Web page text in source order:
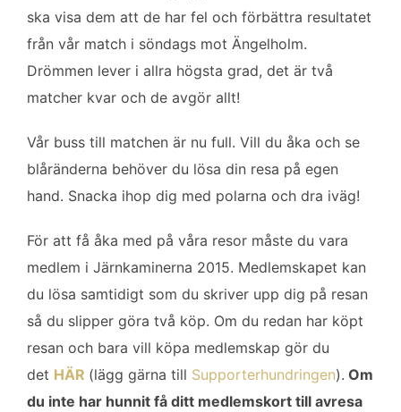
ska visa dem att de har fel och förbättra resultatet
från vår match i söndags mot Ängelholm.
Drömmen lever i allra högsta grad, det är två
matcher kvar och de avgör allt!
Vår buss till matchen är nu full. Vill du åka och se
blåränderna behöver du lösa din resa på egen
hand. Snacka ihop dig med polarna och dra iväg!
För att få åka med på våra resor måste du vara
medlem i Järnkaminerna 2015. Medlemskapet kan
du lösa samtidigt som du skriver upp dig på resan
så du slipper göra två köp. Om du redan har köpt
resan och bara vill köpa medlemskap gör du
det HÄR (lägg gärna till Supporterhundringen). Om
du inte har hunnit få ditt medlemskort till avresa